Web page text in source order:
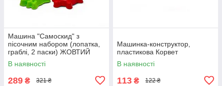
Машина "Самоскид" з
пісочним набором (лопатка,
граблі, 2 паски) ЖОВТИЙ
В наявності
289 ₴ 321 ₴
Машинка-конструктор,
пластикова Корвет
В наявності
113 ₴ 122 ₴